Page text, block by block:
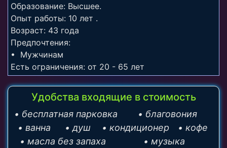
Образование: Высшее.
Опыт работы: 10 лет .
Возраст: 43 года
Предпочтения:
• Мужчинам
Есть ограничения: от 20 - 65 лет
Удобства входящие в стоимость
• бесплатная парковка
• благовония
• ванна
• душ • кондиционер
• кофе
• масла без запаха
• музыка